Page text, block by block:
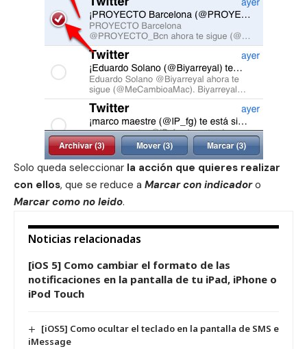
Solo queda seleccionar la acción que quieres realizar
con ellos, que se reduce a Marcar con indicadoro
Marcar como no leido.
Noticias relacionadas
[iOS 5] Como cambiar el formato de las
notificaciones en la pantalla de tu iPad, iPhone o
iPod Touch
[iOS5] Como ocultar el teclado en la pantalla de SMS e
iMessage